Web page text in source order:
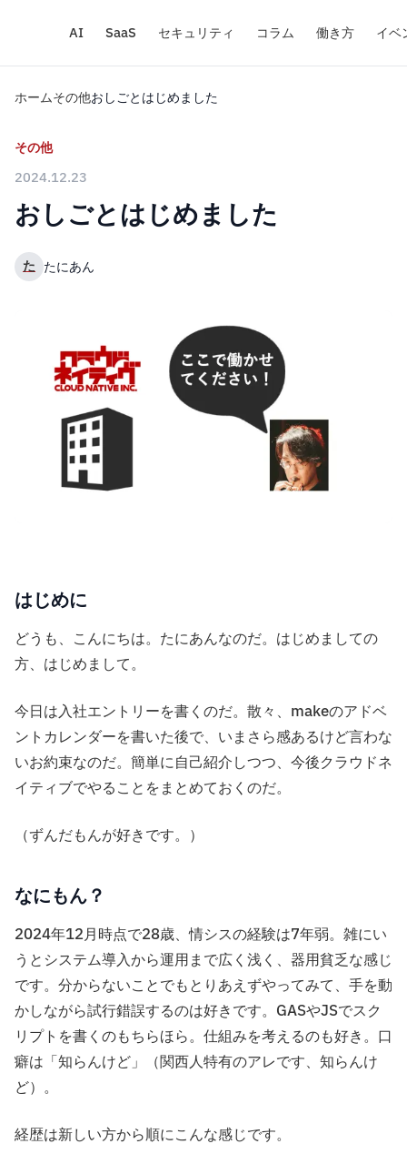
AI SaaS セキュリティ コラム 働き方 イベ
ホームその他おしごとはじめました
その他
2024.12.23
おしごとはじめました
た たにあん
はじめに
どうも、こんにちは。たにあんなのだ。はじめましての
方、はじめまして。
今日は入社エントリーを書くのだ。散々、makeのアドベ
ントカレンダーを書いた後で、いまさら感あるけど言わな
いお約束なのだ。簡単に自己紹介しつつ、今後クラウドネ
イティブでやることをまとめておくのだ。
（ずんだもんが好きです。）
なにもん？
2024年12月時点で28歳、情シスの経験は7年弱。雑にい
うとシステム導入から運用まで広く浅く、器用貧乏な感じ
です。分からないことでもとりあえずやってみて、手を動
かしながら試行錯誤するのは好きです。GASやJSでスク
リプトを書くのもちらほら。仕組みを考えるのも好き。口
癖は「知らんけど」（関西人特有のアレです、知らんけ
ど）。
経歴は新しい方から順にこんな感じです。